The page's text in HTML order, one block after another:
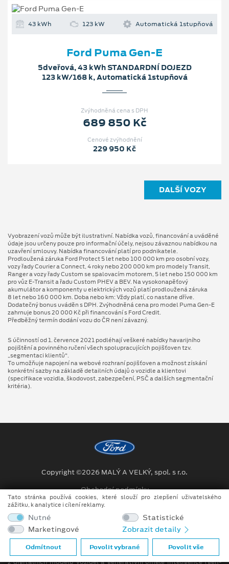
43 kWh 123 kW Automatická 1stupňová
Ford Puma Gen-E
5dveřová, 43 kWh STANDARDNÍ DOJEZD
123 kW/168 k, Automatická 1stupňová
Zvýhodněná cena s DPH
689 850 Kč
Cenové zvýhodnění
229 950 Kč
DALŠÍ VOZY
Vyobrazení vozů může být ilustrativní. Nabídka vozů, financování a uváděné
údaje jsou určeny pouze pro informační účely, nejsou závaznou nabídkou na
uzavření smlouvy. Nabídka financování platí pro podnikatele.
Prodloužená záruka Ford Protect 5 let nebo 100 000 km pro osobní vozy,
vozy řady Courier a Connect, 4 roky nebo 200 000 km pro modely Transit,
Ranger a vozy řady Custom se spalovacím motorem, 5 let nebo 150 000 km
pro vůz E-Transit a řadu Custom PHEV a BEV. Na vysokonapěťový
akumulátor a komponenty u elektrických vozů platí prodloužená záruka
8 let nebo 160 000 km. Doba nebo km: Vždy platí, co nastane dříve.
Dodatečný bonus uváděn s DPH. Zvýhodněná cena pro model Puma Gen⁠-⁠E
zahrnuje bonus 20 000 Kč při financování s Ford Credit.
Předběžný termín dodání vozu do ČR není závazný.
S účinností od 1. července 2021 podléhají veškeré nabídky havarijního
pojištění a povinného ručení všech spolupracujících pojišťoven tzv.
„segmentaci klientů“.
To umožňuje napojení na webové rozhraní pojišťoven a možnost získání
konkrétní sazby na základě detailních údajů o vozidle a klientovi
(specifikace vozidla, škodovost, zabezpečení, PSČ a dalších segmentační
kritéria).
Copyright ©2026 MALÝ A VELKÝ, spol. s r.o.
Obchodní podmínky
Ochrana osobních údajů
Prohlášení o zpracování údajů konečných zákazníků
Při tvorbě videí a obrázků na tomto webu je využíváno kombinace
tradičních fotografií či videí, počítačem generovaných snímků (CGI)
z digitálních modelů vozidel a generativní umělé inteligence (gen-
Tato stránka používá cookies, které slouží pro zlepšení uživatelského
zážitku, k analytice i cílení reklamy.
Nutné
Statistické
Marketingové
Zobrazit detaily
Odmítnout Povolit vybrané Povolit vše